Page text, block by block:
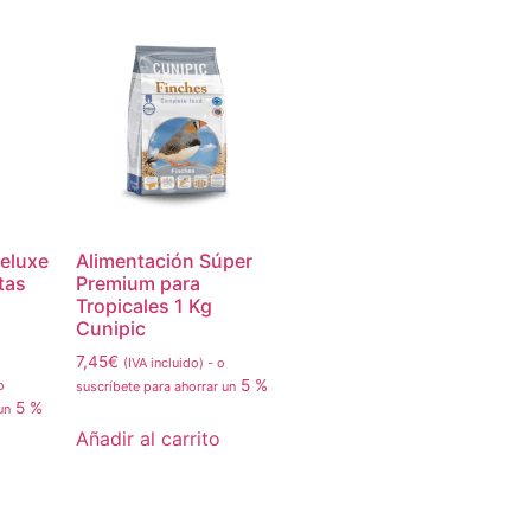
5 %
Alimentación Súper
Premium para
Tropicales 1 Kg
Cunipic
7,45€ (IVA incluido) - o
suscríbete para ahorrar un 5 %
Añadir al carrito